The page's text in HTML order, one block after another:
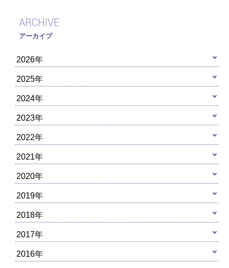
ARCHIVE
アーカイブ
2026年
2025年
2024年
2023年
2022年
2021年
2020年
2019年
2018年
2017年
2016年